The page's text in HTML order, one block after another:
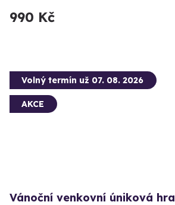
990 Kč
Volný termín už 07. 08. 2026
AKCE
Vánoční venkovní úniková hra